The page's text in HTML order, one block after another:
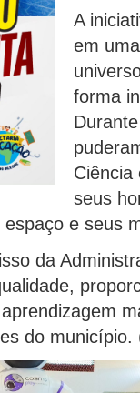
A
em
forma
Ciência
seus
espaço e seus
da
do